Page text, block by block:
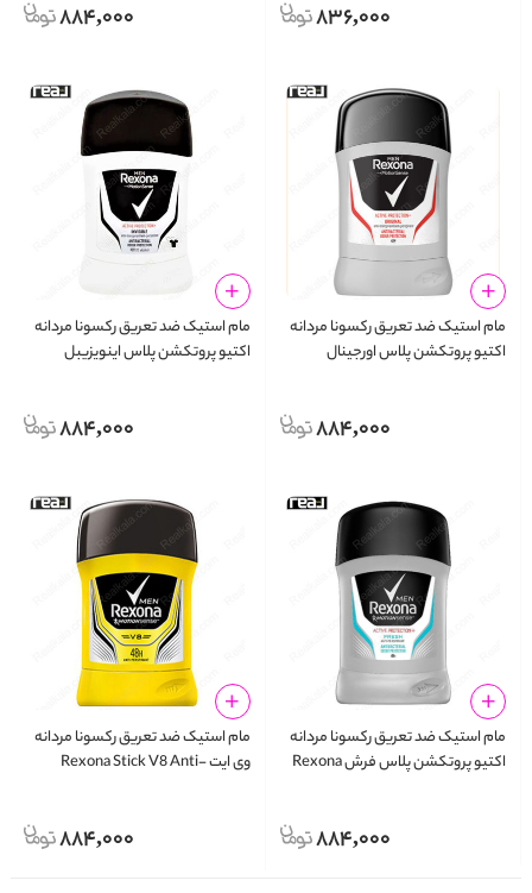
836,000
884,000
مام استیک ضد تعریق رکسونا مردانه
اکتیو پروتکشن پلاس اورجینال
884,000
مام استیک ضد تعریق رکسونا مردانه
اکتیو پروتکشن پلاس اینویزیبل
884,000
مام استیک ضد تعریق رکسونا مردانه
اکتیو پروتکشن پلاس فرش Rexona
884,000
مام استیک ضد تعریق رکسونا مردانه
وی ایت Rexona Stick V8 Anti-
884,000